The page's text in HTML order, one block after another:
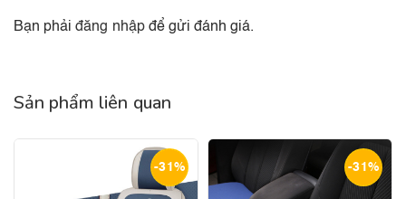
Bạn phảiđăng nhậpđể gửi đánh giá.
Sản phẩm liên quan
-31% -31%